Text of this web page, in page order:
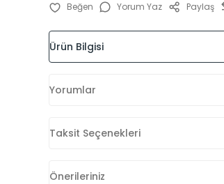
Yorum Yaz Paylaş
Ürün Bilgisi
Yorumlar
Taksit Seçenekleri
Önerileriniz